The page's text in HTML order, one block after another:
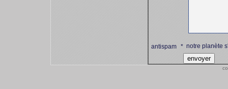
antispam *notre planète